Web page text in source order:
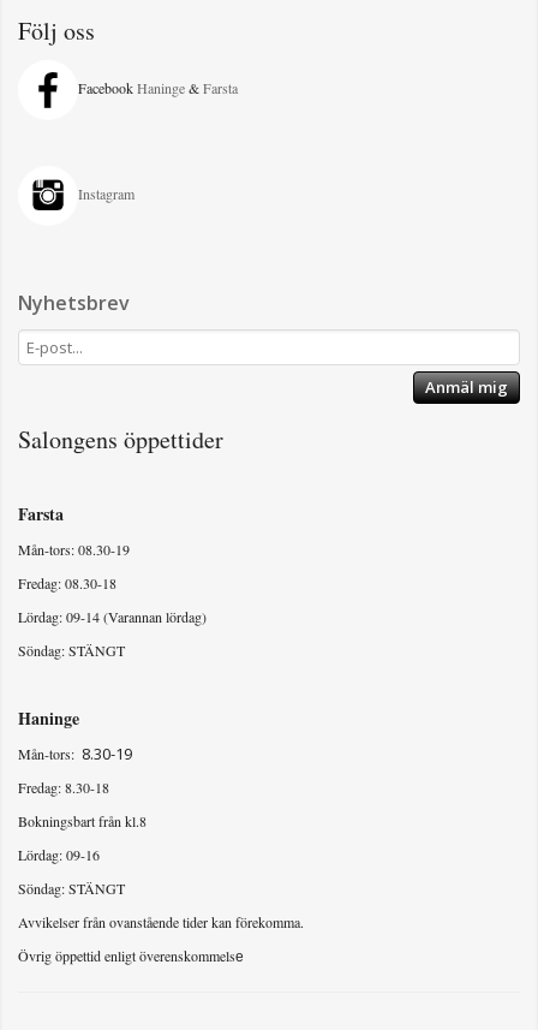
Följ oss
FacebookHaninge&Farsta
Instagram
Nyhetsbrev
Anmäl mig
Salongens öppettider
Farsta
Mån-tors: 08.30-19
Fredag: 08.30-18
Lördag: 09-14 (Varannan lördag)
Söndag: STÄNGT
Haninge
Mån-tors: 8.30-19
Fredag: 8.30-18
Bokningsbart från kl.8
Lördag: 09-16
Söndag: STÄNGT
Avvikelser från ovanstående tider kan förekomma.
Övrig öppettid enligt överenskommelse